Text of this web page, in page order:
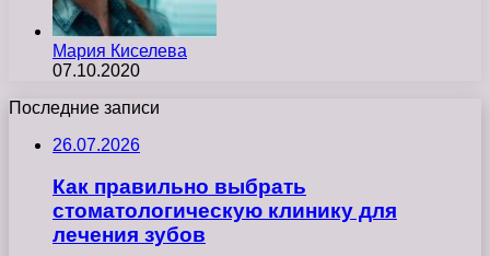
Мария Киселева
07.10.2020
Последние записи
26.07.2026
Как правильно выбрать
стоматологическую клинику для
лечения зубов